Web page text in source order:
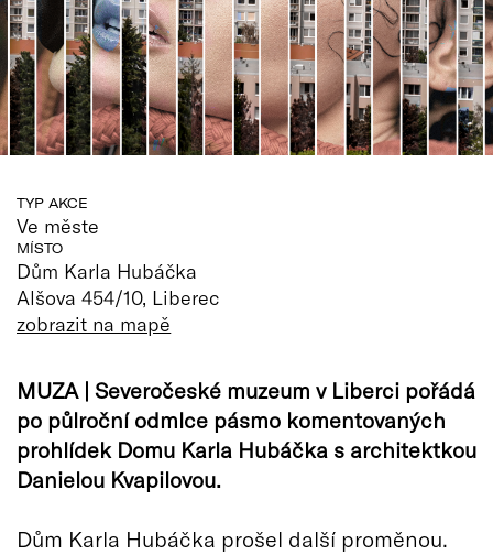
TYP AKCE
Ve měste
MÍSTO
Dům Karla Hubáčka
Alšova 454/10, Liberec
zobrazit na mapě
MUZA | Severočeské muzeum v Liberci pořádá
po půlroční odmlce pásmo komentovaných
prohlídek Domu Karla Hubáčka s architektkou
Danielou Kvapilovou.
Dům Karla Hubáčka prošel další proměnou.